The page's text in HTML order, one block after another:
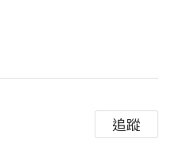
追蹤